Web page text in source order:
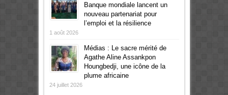
Banque mondiale lancent un
nouveau partenariat pour
l’emploi et la résilience
1 août 2026
Médias : Le sacre mérité de
Agathe Aline Assankpon
Houngbedji, une icône de la
plume africaine
24 juillet 2026